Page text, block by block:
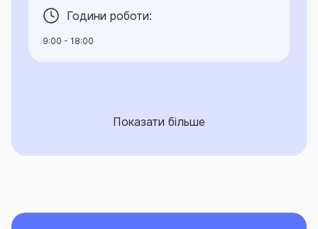
Години роботи:
9:00 - 18:00
Показати більше